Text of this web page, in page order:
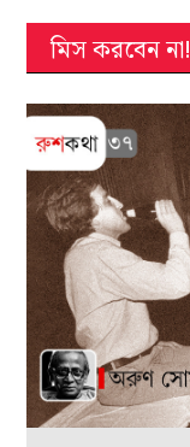
মিস করবেন না!